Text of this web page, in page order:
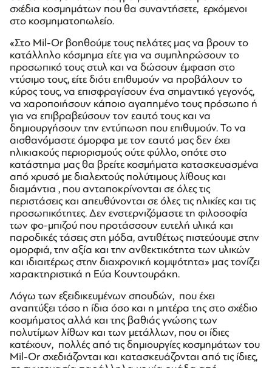
σχέδια κοσμημάτων που θα συναντήσετε, ερχόμενοι
στο κοσμηματοπωλείο.
«Στο Mil-Or βοηθούμε τους πελάτες μας να βρουν το
κατάλληλο κόσμημα είτε για να συμπληρώσουν το
προσωπικό τους στυλ και να δώσουν έμφαση στο
ντύσιμο τους, είτε διότι επιθυμούν να προβάλουν το
κύρος τους, να επισφραγίσουν ένα σημαντικό γεγονός,
να χαροποιήσουν κάποιο αγαπημένο τους πρόσωπο ή
για να επιβραβεύσουν τον εαυτό τους και να
δημιουργήσουν την εντύπωση που επιθυμούν. Το να
αισθανόμαστε όμορφα με τον εαυτό μας δεν έχει
ηλικιακούς περιορισμούς ούτε φύλλο, οπότε στο
κατάστημα μας θα βρείτε κοσμήματα κατασκευασμένα
από χρυσό με διαλεχτούς πολύτιμους λίθους και
διαμάντια , που ανταποκρίνονται σε όλες τις
περιστάσεις και απευθύνονται σε όλες τις ηλικίες και τις
προσωπικότητες. Δεν ενστερνιζόμαστε τη φιλοσοφία
των φο-μπιζού που προτάσσουν ευτελή υλικά και
παροδικές τάσεις στη μόδα, αντιθέτως πιστεύουμε στην
ομορφιά, την αξία και την ανθεκτικότητα των υλικών
και ιδιαιτέρως στην διαχρονική κομψότητα» μας τονίζει
χαρακτηριστικά η Εύα Κουντουράκη.
Λόγω των εξειδικευμένων σπουδών, που έχει
αναπτύξει τόσο η ίδια όσο και η μητέρα της στο σχέδιο
κοσμήματος αλλά και της βαθιάς γνώσης των
πολυτίμων λίθων και των μετάλλων, που οι ίδιες
κατέχουν, πολλές από τις δημιουργίες κοσμημάτων του
Mil-Or σχεδιάζονται και κατασκευάζονται από τις ίδιες,